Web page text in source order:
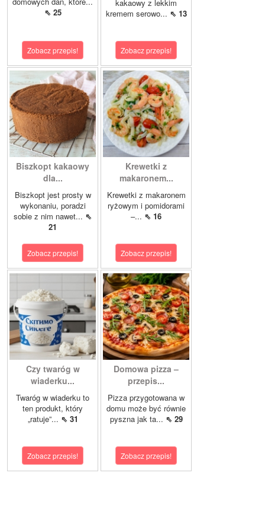
⇖ 25
Zobacz przepis!
kakaowy z lekkim
kremem serowo... ⇖ 13
Zobacz przepis!
Biszkopt kakaowy
dla...
Biszkopt jest prosty w
wykonaniu, poradzi
sobie z nim nawet... ⇖
21
Zobacz przepis!
Krewetki z
makaronem...
Krewetki z makaronem
ryżowym i pomidorami
–... ⇖ 16
Zobacz przepis!
Czy twaróg w
wiaderku...
Twaróg w wiaderku to
ten produkt, który
„ratuje”... ⇖ 31
Zobacz przepis!
Domowa pizza –
przepis...
Pizza przygotowana w
domu może być równie
pyszna jak ta... ⇖ 29
Zobacz przepis!